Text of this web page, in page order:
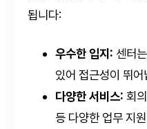
됩니다:
우수한 입지: 센터
있어 접근성이 뛰어
다양한 서비스: 회
등 다양한 업무 지